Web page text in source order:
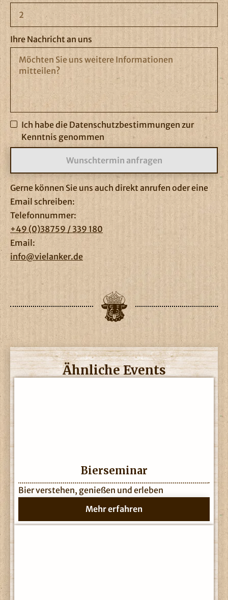
Ihre Nachricht an uns
Ich habe die Datenschutzbestimmungen zur
Kenntnis genommen
Gerne können Sie uns auch direkt anrufen oder eine
Email schreiben:
Telefonnummer:
+49 (0)38759 / 339 180
Email:
info@vielanker.de
Ähnliche Events
Bierseminar
Bier verstehen, genießen und erleben
Mehr erfahren